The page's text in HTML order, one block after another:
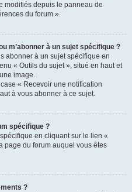
modifiés depuis le panneau de
du forum ».
m’abonner à un sujet spécifique ?
abonner à un sujet spécifique en
« Outils du sujet », situé en haut et
image.
« Recevoir une notification
à vous abonner à ce sujet.
spécifique ?
en cliquant sur le lien «
page du forum auquel vous êtes
?